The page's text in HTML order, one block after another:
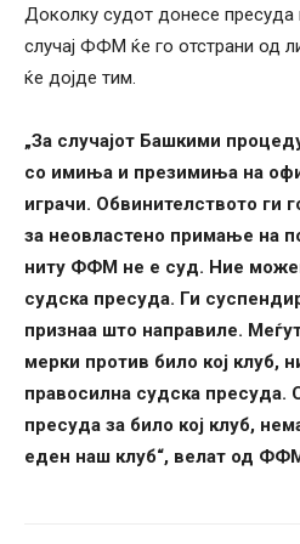
Доколку судот донесе пресуда
случај ФФМ ќе го отстрани од
ќе дојде тим.
„За случајот Башкими
со имиња и презимиња на
играчи. Обвинителството ги
за неовластено примање на
ниту ФФМ не е суд. Ние
судска пресуда. Ги
признаа што направиле.
мерки против било кој клуб,
правосилна судска
пресуда за било кој клуб,
еден наш клуб“, велат од